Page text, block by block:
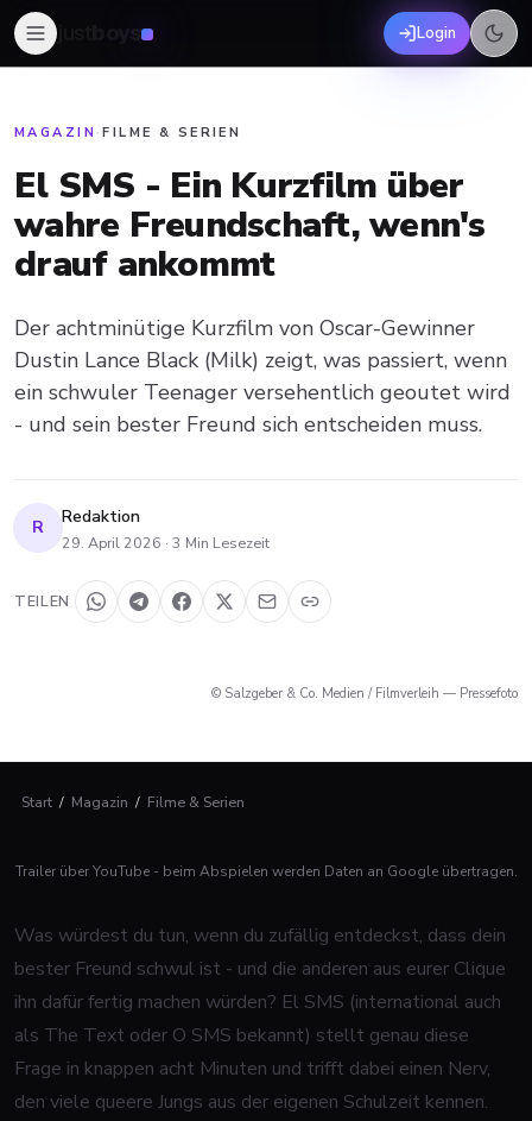
boys Login
MAGAZIN ·FILME & SERIEN
El SMS - Ein Kurzfilm über
wahre Freundschaft, wenn's
drauf ankommt
Der achtminütige Kurzfilm von Oscar-Gewinner
Dustin Lance Black (Milk) zeigt, was passiert, wenn
ein schwuler Teenager versehentlich geoutet wird
- und sein bester Freund sich entscheiden muss.
R Redaktion
29. April 2026 · 3 Min Lesezeit
TEILEN
© Salzgeber & Co. Medien / Filmverleih — Pressefoto
Start / Magazin / Filme & Serien
Trailer über YouTube - beim Abspielen werden Daten an Google übertragen.
Was würdest du tun, wenn du zufällig entdeckst, dass dein
bester Freund schwul ist - und die anderen aus eurer Clique
ihn dafür fertig machen würden? El SMS (international auch
als The Text oder O SMS bekannt) stellt genau diese
Frage in knappen acht Minuten und trifft dabei einen Nerv,
den viele queere Jungs aus der eigenen Schulzeit kennen.